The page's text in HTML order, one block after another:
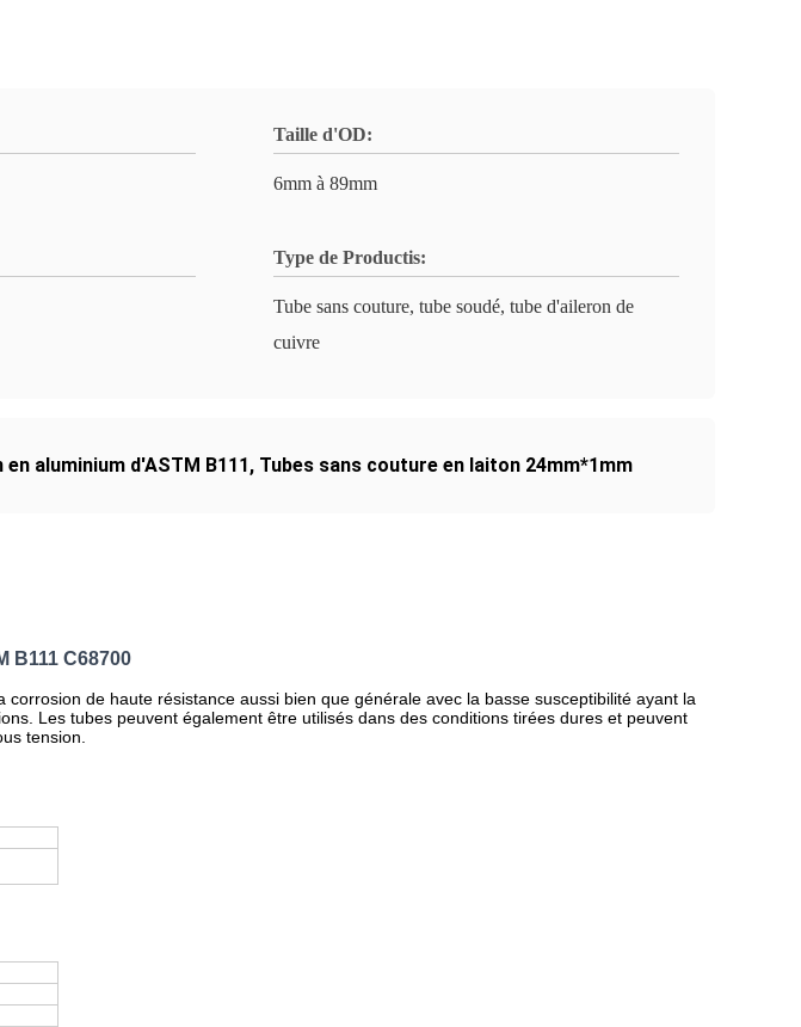
Taille d'OD:
6mm à 89mm
Type de Productis:
Tube sans couture, tube soudé, tube d'aileron de
cuivre
aluminium d'ASTM B111, Tubes sans couture en laiton 24mm*1mm
B111 C68700
de haute résistance aussi bien que générale avec la basse susceptibilité ayant la
Les tubes peuvent également être utilisés dans des conditions tirées dures et peuvent
tension.